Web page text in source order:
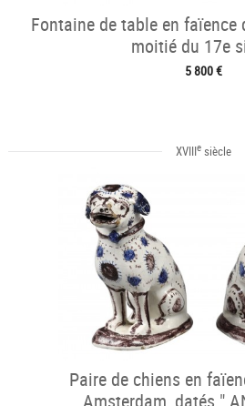
Fontaine de table en faïence
moitié du 17e
5 800 €
XVIIIe siècle
Paire de chiens en
Amsterdam, datés "